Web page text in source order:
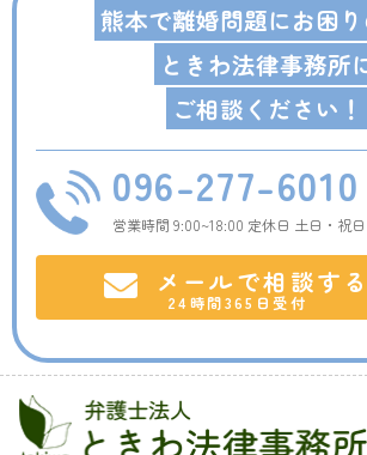
熊本で離婚問題にお困
ときわ法律事務所
ご相談ください！
096-277-6010
営業時間 9:00~18:00 定休日 土日・祝日
メールで相談する
24時間365日受付